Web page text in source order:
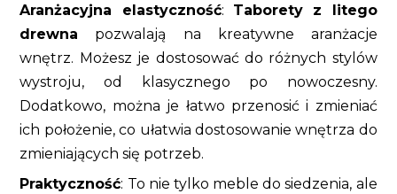
Aranżacyjna elastyczność: Taborety z litego
drewna pozwalają na kreatywne aranżacje
wnętrz. Możesz je dostosować do różnych stylów
wystroju, od klasycznego po nowoczesny.
Dodatkowo, można je łatwo przenosić i zmieniać
ich położenie, co ułatwia dostosowanie wnętrza do
zmieniających się potrzeb.
Praktyczność: To nie tylko meble do siedzenia, ale